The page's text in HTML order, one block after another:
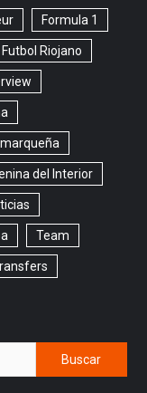
Formula 1
Futbol Riojano
del Interior
Team